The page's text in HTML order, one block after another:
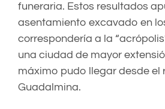
funeraria. Estos resultados
asentamiento excavado en
correspondería a la
una ciudad de mayor
máximo pudo llegar desde el
Guadalmina.